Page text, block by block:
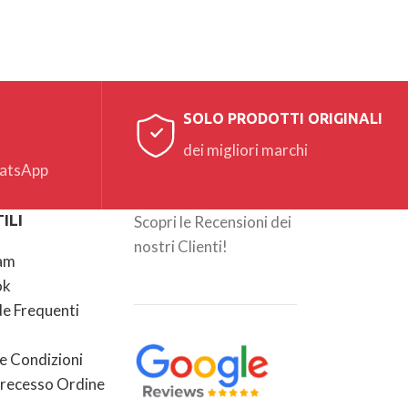
SOLO PRODOTTI ORIGINALI
dei migliori marchi
Frequenti
Condizioni
Ordine
Scopri le Recensioni dei
nostri Clienti!